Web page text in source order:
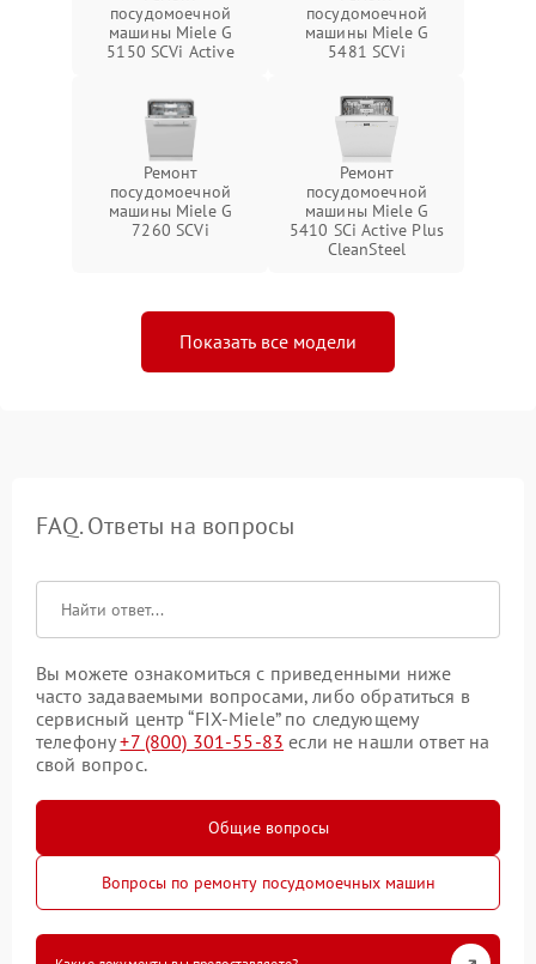
посудомоечной
машины Miele G
5150 SCVi Active
посудомоечной
машины Miele G
5481 SCVi
Ремонт
посудомоечной
машины Miele G
7260 SCVi
Ремонт
посудомоечной
машины Miele G
5410 SCi Active Plus
CleanSteel
Показать все модели
FAQ. Ответы на вопросы
Вы можете ознакомиться с приведенными ниже
часто задаваемыми вопросами, либо обратиться в
сервисный центр “FIX-Miele” по следующему
телефону+7 (800) 301-55-83 если не нашли ответ на
свой вопрос.
Общие вопросы
Вопросы по ремонту посудомоечных машин